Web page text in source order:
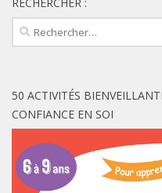
Rechercher :
50 ACTIVITÉS
CONFIANCE EN SOI